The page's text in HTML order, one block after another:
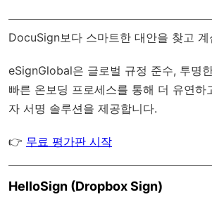
DocuSign보다 스마트한 대안을 찾고 계
eSignGlobal은 글로벌 규정 준수, 투명
빠른 온보딩 프로세스를 통해 더 유연하
자 서명 솔루션을 제공합니다.
👉 무료 평가판 시작
HelloSign (Dropbox Sign)